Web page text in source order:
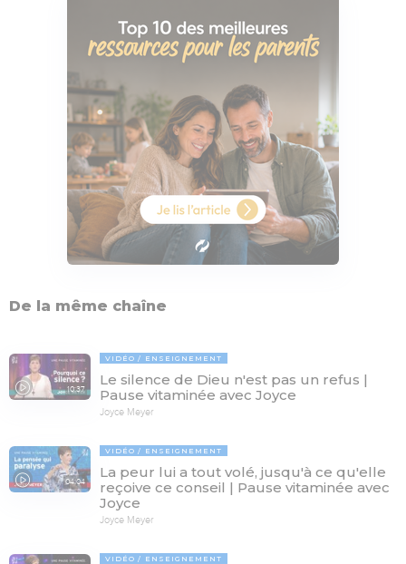
De la même chaîne
10:37
VIDÉO ENSEIGNEMENT
Le silence de Dieu n'est pas un refus |
Pause vitaminée avec Joyce
Joyce Meyer
04:04
VIDÉO ENSEIGNEMENT
La peur lui a tout volé, jusqu'à ce qu'elle
reçoive ce conseil | Pause vitaminée avec
Joyce
Joyce Meyer
VIDÉO ENSEIGNEMENT